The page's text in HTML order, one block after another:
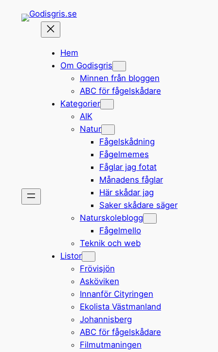
Hem
Om Godisgris
Minnen från bloggen
ABC för fågelskådare
Kategorier
AIK
Natur
Fågelskådning
Fågelmemes
Fåglar jag fotat
Månadens fåglar
Här skådar jag
Saker skådare säger
Naturskoleblogg
Fågelmello
Teknik och web
Listor
Frövisjön
Asköviken
Innanför Cityringen
Ekolista Västmanland
Johannisberg
ABC för fågelskådare
Filmutmaningen